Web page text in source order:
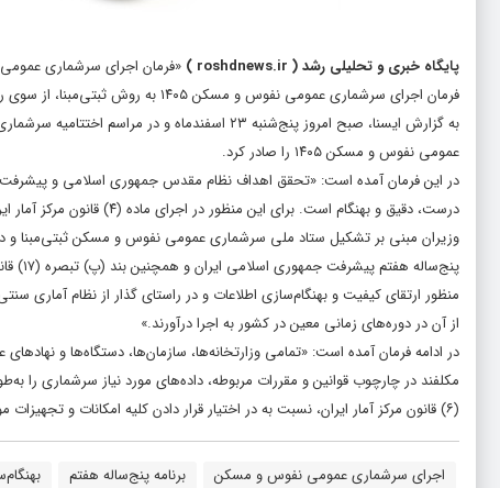
پایگاه خبری و تحلیلی رشد(
roshdnews.ir
) «فرمان اجرای سرشماری عمومی نفوس و مسکن
فرمان اجرای سرشماری عمومی نفوس و مسکن ۱۴۰۵ به روش ثبتی‌مبنا، از سوی رئیس‌جمهوری اسلامی ایران صادر شد.
عمومی نفوس و مسکن ۱۴۰۵ را صادر کرد.
در این فرمان آمده است: «تحقق اهداف نظام مقدس جمهوری اسلامی و پیشرفت
از آن در دوره‌های زمانی معین در کشور به اجرا درآورند.»
در ادامه فرمان آمده است: «تمامی وزارتخانه‌ها، سازمان‌ها، دستگاه‌ها و
(۶) قانون مرکز آمار ایران، نسبت به در اختیار قرار دادن کلیه امکانات و تجهیزات مورد نیاز سرشماری اقدام نمایند.»
اجرای سرشماری عمومی نفوس و مسکن برنامه پنج‌ساله هفتم